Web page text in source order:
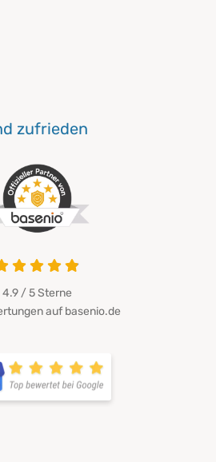
zufrieden
4.9 / 5Sterne
auf basenio.de